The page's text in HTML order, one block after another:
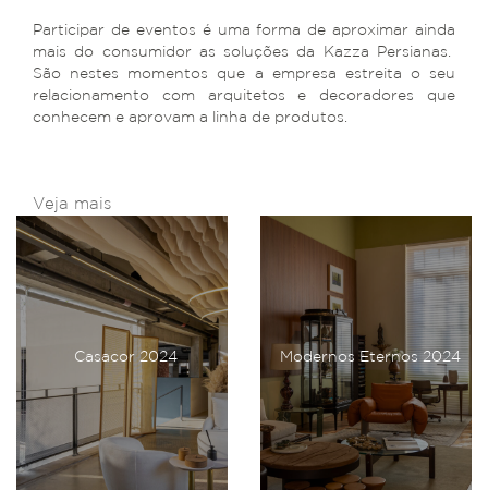
Participar de eventos é uma forma de aproximar ainda
mais do consumidor as soluções da Kazza Persianas.
São nestes momentos que a empresa estreita o seu
relacionamento com arquitetos e decoradores que
conhecem e aprovam a linha de produtos.
Veja mais
Casacor 2024 Modernos Eternos 2024